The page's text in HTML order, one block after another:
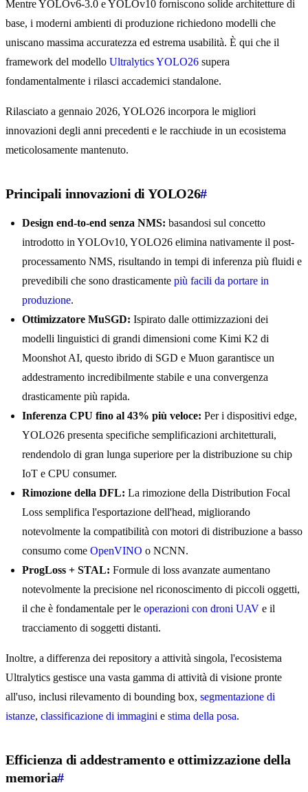
Mentre YOLOv6-3.0 e YOLOv10 forniscono solide architetture di
base, i moderni ambienti di produzione richiedono modelli che
uniscano massima accuratezza ed estrema usabilità. È qui che il
framework del modello Ultralytics YOLO26 supera
fondamentalmente i rilasci accademici standalone.
Rilasciato a gennaio 2026, YOLO26 incorpora le migliori
innovazioni degli anni precedenti e le racchiude in un ecosistema
meticolosamente mantenuto.
Principali innovazioni di YOLO26#
Design end-to-end senza NMS: basandosi sul concetto
introdotto in YOLOv10, YOLO26 elimina nativamente il post-
processamento NMS, risultando in tempi di inferenza più fluidi e
prevedibili che sono drasticamente più facili da portare in
produzione.
Ottimizzatore MuSGD: Ispirato dalle ottimizzazioni dei
modelli linguistici di grandi dimensioni come Kimi K2 di
Moonshot AI, questo ibrido di SGD e Muon garantisce un
addestramento incredibilmente stabile e una convergenza
drasticamente più rapida.
Inferenza CPU fino al 43% più veloce: Per i dispositivi edge,
YOLO26 presenta specifiche semplificazioni architetturali,
rendendolo di gran lunga superiore per la distribuzione su chip
IoT e CPU consumer.
Rimozione della DFL: La rimozione della Distribution Focal
Loss semplifica l'esportazione dell'head, migliorando
notevolmente la compatibilità con motori di distribuzione a basso
consumo come OpenVINO o NCNN.
ProgLoss + STAL: Formule di loss avanzate aumentano
notevolmente la precisione nel riconoscimento di piccoli oggetti,
il che è fondamentale per le operazioni con droni UAV e il
tracciamento di soggetti distanti.
Inoltre, a differenza dei repository a attività singola, l'ecosistema
Ultralytics gestisce una vasta gamma di attività di visione pronte
all'uso, inclusi rilevamento di bounding box, segmentazione di
istanze, classificazione di immagini e stima della posa.
Efficienza di addestramento e ottimizzazione della
memoria#